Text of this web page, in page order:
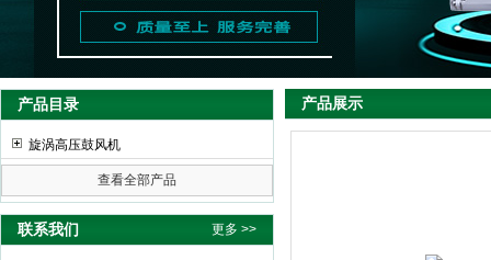
产品目录
旋涡高压鼓风机
查看全部产品
联系我们 更多 >>
产品展示